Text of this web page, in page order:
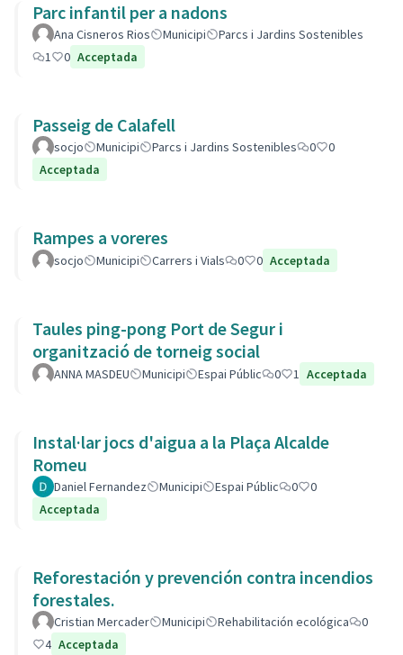
Parc infantil per a nadons
Ana Cisneros Rios Municipi
Parcs i Jardins Sostenibles
1
0 Acceptada
Passeig de Calafell
socjo Municipi Parcs i Jardins Sostenibles 0
0
Acceptada
Rampes a voreres
socjo Municipi Carrers i Vials 0 0 Acceptada
Taules ping-pong Port de Segur i
organització de torneig social
ANNA MASDEU Municipi Espai Públic 0 1 Acceptada
Instal·lar jocs d'aigua a la Plaça Alcalde
Romeu
Daniel Fernandez Municipi Espai Públic 0
0
Acceptada
Reforestación y prevención contra incendios
forestales.
Cristian Mercader Municipi Rehabilitación ecológica
0
4 Acceptada